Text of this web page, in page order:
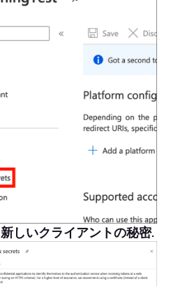
新しいクライアントの秘密.